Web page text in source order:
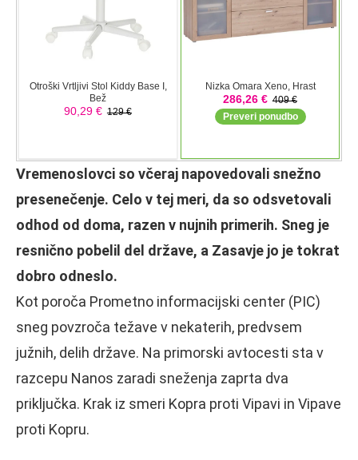
Vremenoslovci so včeraj napovedovali snežno
presenečenje. Celo v tej meri, da so odsvetovali
odhod od doma, razen v nujnih primerih. Sneg je
resnično pobelil del države, a Zasavje jo je tokrat
dobro odneslo.
Kot poroča Prometno informacijski center (PIC)
sneg povzroča težave v nekaterih, predvsem
južnih, delih države. Na primorski avtocesti sta v
razcepu Nanos zaradi sneženja zaprta dva
priključka. Krak iz smeri Kopra proti Vipavi in Vipave
proti Kopru.